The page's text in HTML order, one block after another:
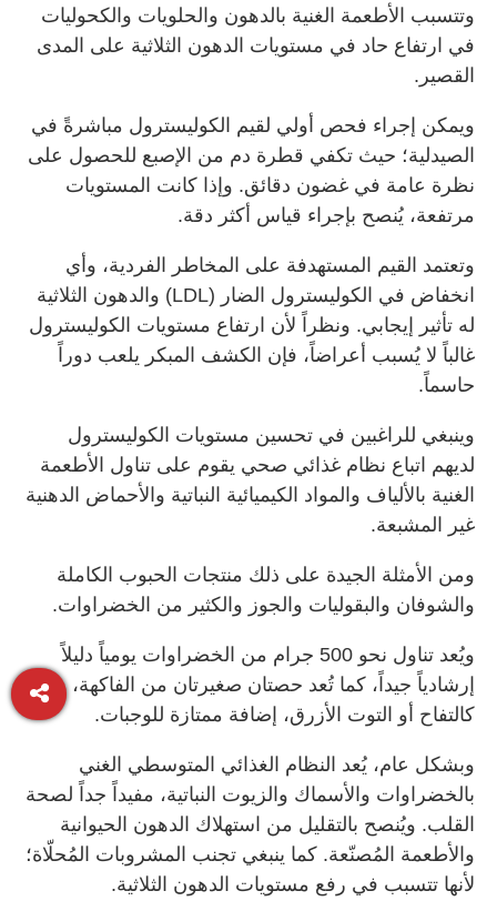
وتتسبب الأطعمة الغنية بالدهون والحلويات والكحوليات
في ارتفاع حاد في مستويات الدهون الثلاثية على المدى
القصير.
ويمكن إجراء فحص أولي لقيم الكوليسترول مباشرةً في
الصيدلية؛ حيث تكفي قطرة دم من الإصبع للحصول على
نظرة عامة في غضون دقائق. وإذا كانت المستويات
مرتفعة، يُنصح بإجراء قياس أكثر دقة.
وتعتمد القيم المستهدفة على المخاطر الفردية، وأي
انخفاض في الكوليسترول الضار (LDL) والدهون الثلاثية
له تأثير إيجابي. ونظراً لأن ارتفاع مستويات الكوليسترول
غالباً لا يُسبب أعراضاً، فإن الكشف المبكر يلعب دوراً
حاسماً.
وينبغي للراغبين في تحسين مستويات الكوليسترول
لديهم اتباع نظام غذائي صحي يقوم على تناول الأطعمة
الغنية بالألياف والمواد الكيميائية النباتية والأحماض الدهنية
غير المشبعة.
ومن الأمثلة الجيدة على ذلك منتجات الحبوب الكاملة
والشوفان والبقوليات والجوز والكثير من الخضراوات.
ويُعد تناول نحو 500 جرام من الخضراوات يومياً دليلاً
إرشادياً جيداً، كما تُعد حصتان صغيرتان من الفاكهة،
كالتفاح أو التوت الأزرق، إضافة ممتازة للوجبات.
وبشكل عام، يُعد النظام الغذائي المتوسطي الغني
بالخضراوات والأسماك والزيوت النباتية، مفيداً جداً لصحة
القلب. ويُنصح بالتقليل من استهلاك الدهون الحيوانية
والأطعمة المُصنّعة. كما ينبغي تجنب المشروبات المُحلّاة؛
لأنها تتسبب في رفع مستويات الدهون الثلاثية.